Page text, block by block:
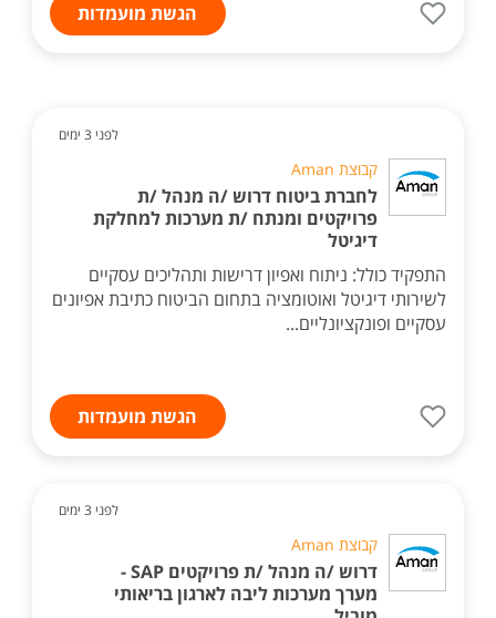
הגשת מועמדות
לפני 3 ימים
קבוצת Aman
לחברת ביטוח דרוש /ה מנהל /ת
פרויקטים ומנתח /ת מערכות למחלקת
דיגיטל
התפקיד כולל: ניתוח ואפיון דרישות ותהליכים עסקיים
לשירותי דיגיטל ואוטומציה בתחום הביטוח כתיבת אפיונים
עסקיים ופונקציונליים...
הגשת מועמדות
לפני 3 ימים
קבוצת Aman
דרוש /ה מנהל /ת פרויקטים SAP -
מערך מערכות ליבה לארגון בריאותי